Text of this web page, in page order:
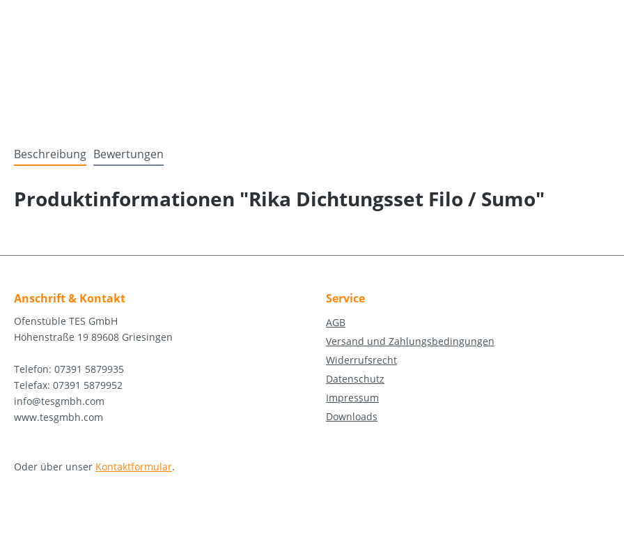
Beschreibung Bewertungen
Produktinformationen "Rika Dichtungsset Filo / Sumo"
Anschrift & Kontakt
Ofenstüble TES GmbH
Höhenstraße 19 89608 Griesingen
Telefon: 07391 5879935
Telefax: 07391 5879952
info@tesgmbh.com
www.tesgmbh.com
Oder über unser Kontaktformular.
Service
AGB
Versand und Zahlungsbedingungen
Widerrufsrecht
Datenschutz
Impressum
Downloads